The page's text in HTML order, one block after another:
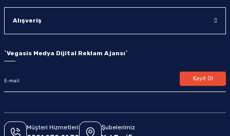
Alışveriş
`Vegasis Medya Dijital Reklam Ajansı`
Kayıt Ol
Müşteri Hizmetleri Şubelerimiz